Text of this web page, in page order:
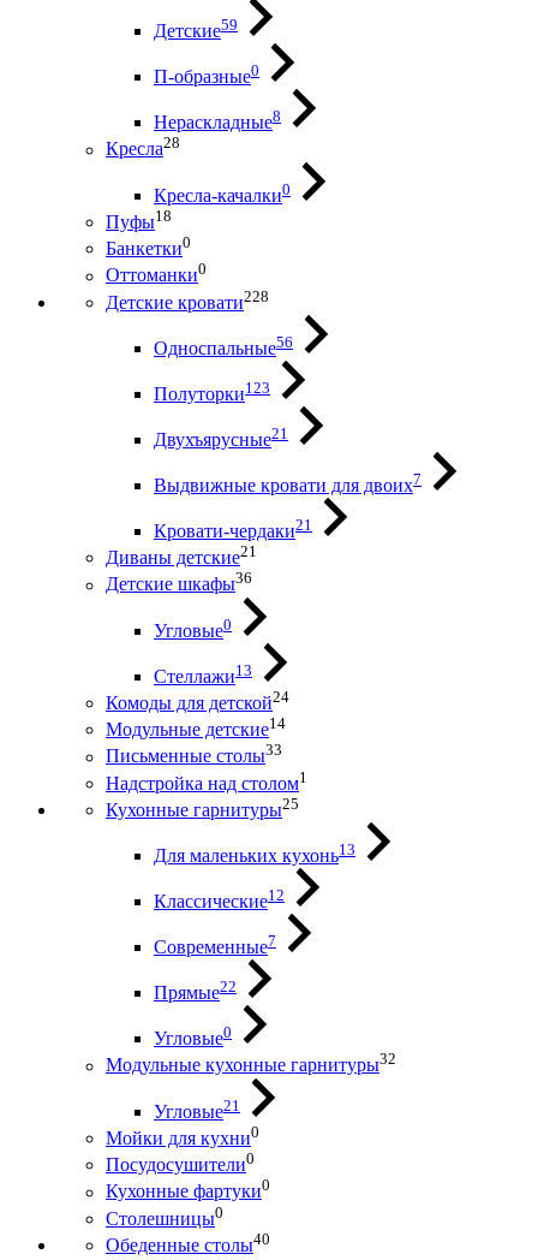
Детские59
П-образные0
Нераскладные8
Кресла28
Кресла-качалки0
Пуфы18
Банкетки0
Оттоманки0
Детские кровати228
Односпальные56
Полуторки123
Двухъярусные21
Выдвижные кровати для двоих7
Кровати-чердаки21
Диваны детские21
Детские шкафы36
Угловые0
Стеллажи13
Комоды для детской24
Модульные детские14
Письменные столы33
Надстройка над столом1
Кухонные гарнитуры25
Для маленьких кухонь13
Классические12
Современные7
Прямые22
Угловые0
Модульные кухонные гарнитуры32
Угловые21
Мойки для кухни0
Посудосушители0
Кухонные фартуки0
Столешницы0
Обеденные столы40